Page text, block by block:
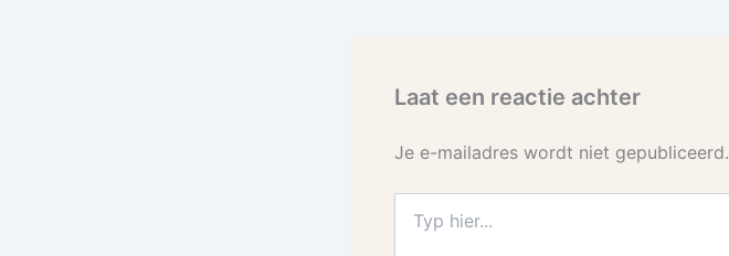
Laat een reactie achter
Je e-mailadres wordt niet gepubliceerd.
hier...